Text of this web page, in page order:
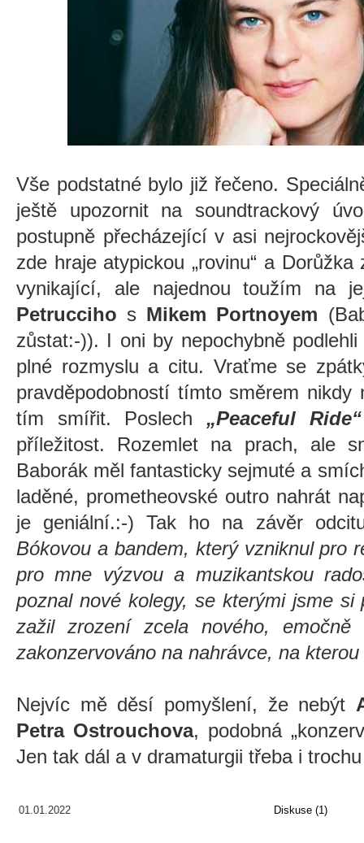
Vše podstatné bylo již řečeno.
ještě upozornit na soundtrackový
postupně přecházející v asi
zde hraje atypickou „rovinu“ a
vynikající, ale najednou toužím na
Petrucciho s Mikem Portnoyem
zůstat:-)). I oni by nepochybně
plné rozmyslu a citu. Vraťme se
pravděpodobností tímto směrem
tím smířit. Poslech „Peaceful
příležitost. Rozemlet na prach, ale
Baborák měl fantasticky sejmuté a
laděné, prometheovské outro nahrát
je geniální.:-) Tak ho na závěr
Bókovou a bandem, který vzniknul pro
pro mne výzvou a muzikantskou
poznal nové kolegy, se kterými jsme
zažil zrození zcela nového,
zakonzervováno na nahrávce, na
Nejvíc mě děsí pomyšlení, že nebýt
Petra Ostrouchova, podobná
Jen tak dál a v dramaturgii třeba i
01.01.2022 Diskuse (1)